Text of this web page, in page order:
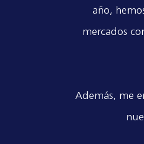
año,
mercados
Además, me